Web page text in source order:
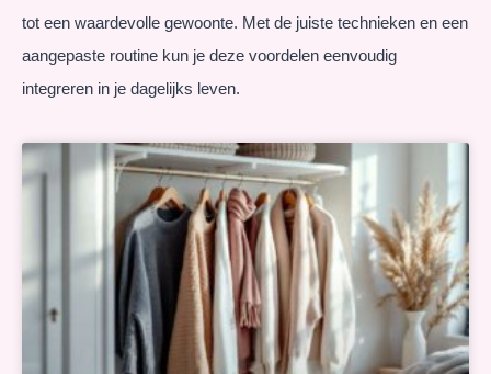
tot een waardevolle gewoonte. Met de juiste technieken en een
aangepaste routine kun je deze voordelen eenvoudig
integreren in je dagelijks leven.